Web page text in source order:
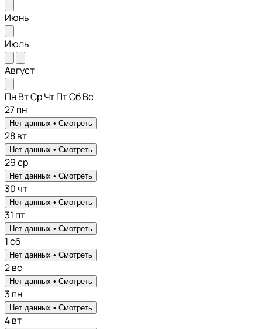
Июнь
Июль
Август
ПнВтСрЧтПтСбВс
27пн
Нет данных • Смотреть
28вт
Нет данных • Смотреть
29ср
Нет данных • Смотреть
30чт
Нет данных • Смотреть
31 пт
Нет данных • Смотреть
1сб
Нет данных • Смотреть
2вс
Нет данных • Смотреть
3 пн
Нет данных • Смотреть
4вт